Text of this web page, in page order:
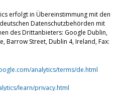
erfolgt in Übereinstimmung mit den
Datenschutzbehörden mit
des Drittanbieters: Google Dublin,
Barrow Street, Dublin 4, Ireland, Fax:
analytics/terms/de.html
learn/privacy.html